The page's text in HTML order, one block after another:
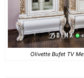
Olivette Bufet TV